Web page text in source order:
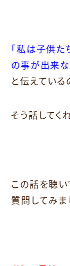
「私は子供た
の事が出来な
と伝えている
そう話してく
この話を聴
質問してみま